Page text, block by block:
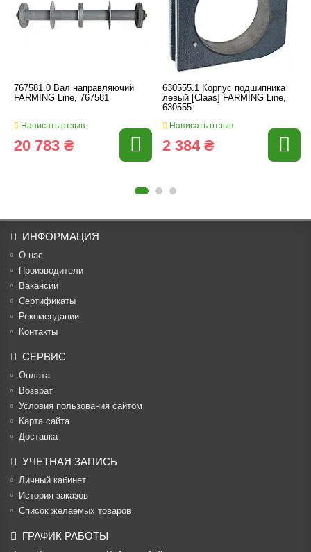
767581.0 Вал направляючий
FARMING Line, 767581
Написать отзыв
20 783 ₴
630555.1 Корпус подшипника
левый [Claas] FARMING Line,
630555
Написать отзыв
2 384 ₴
ИНФОРМАЦИЯ
О нас
Производители
Вакансии
Cертификаты
Рекомендации
Контакты
СЕРВИС
Оплата
Возврат
Условия пользования сайтом
Карта сайта
Доставка
УЧЕТНАЯ ЗАПИСЬ
Личный кабинет
История заказов
Список желаемых товаров
ГРАФИК РАБОТЫ